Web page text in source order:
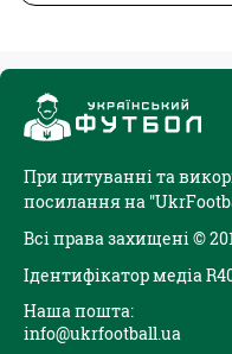
При цитуванні та
посилання на
Всі права захищені ©
Ідентифікатор медіа
Наша пошта:
info@ukrfootball.ua